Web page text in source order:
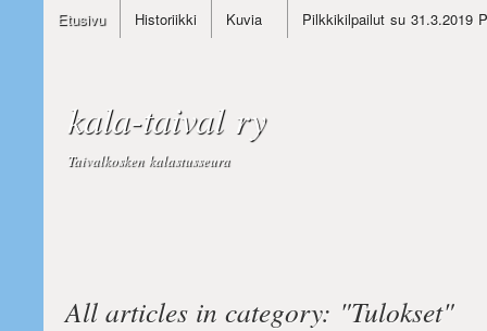
Etusivu Historiikki Kuvia Pilkkikilpailut su 31.3.2019
kala-taival ry
Taivalkosken kalastusseura
All articles in category: "Tulokset"